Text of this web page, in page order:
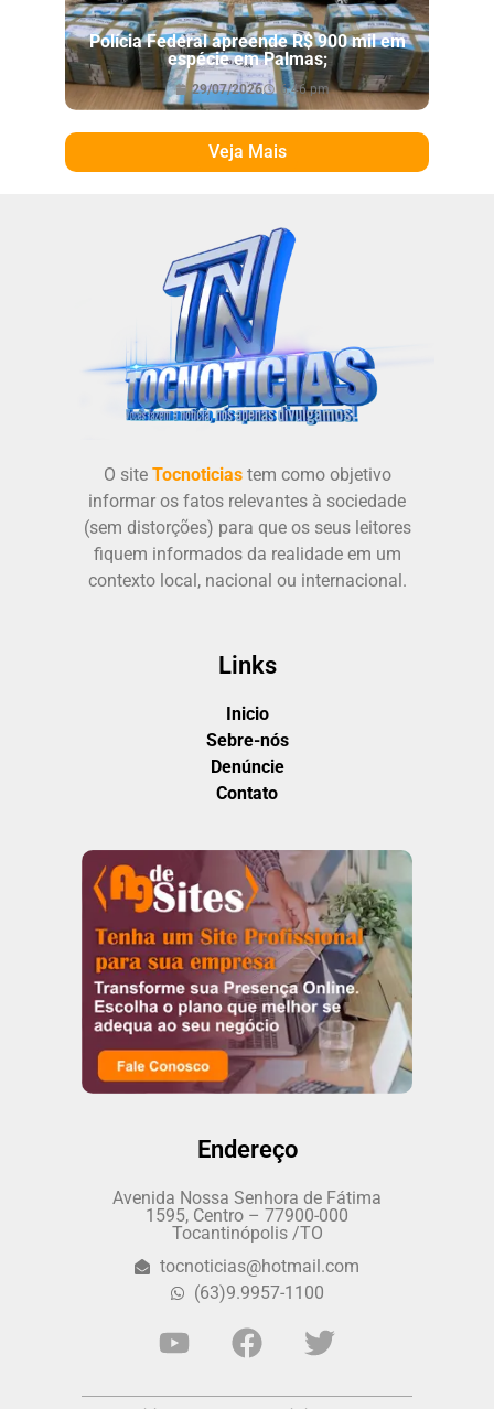
Polícia Federal apreende R$ 900 mil em
espécie em Palmas;
29/07/2026 6:46 pm
Veja Mais
O site Tocnoticiastem como objetivo
informar os fatos relevantes à sociedade
(sem distorções) para que os seus leitores
fiquem informados da realidade em um
contexto local, nacional ou internacional.
Links
Inicio
Sebre-nós
Denúncie
Contato
Endereço
Avenida Nossa Senhora de Fátima
1595, Centro – 77900-000
Tocantinópolis /TO
tocnoticias@hotmail.com
(63)9.9957-1100